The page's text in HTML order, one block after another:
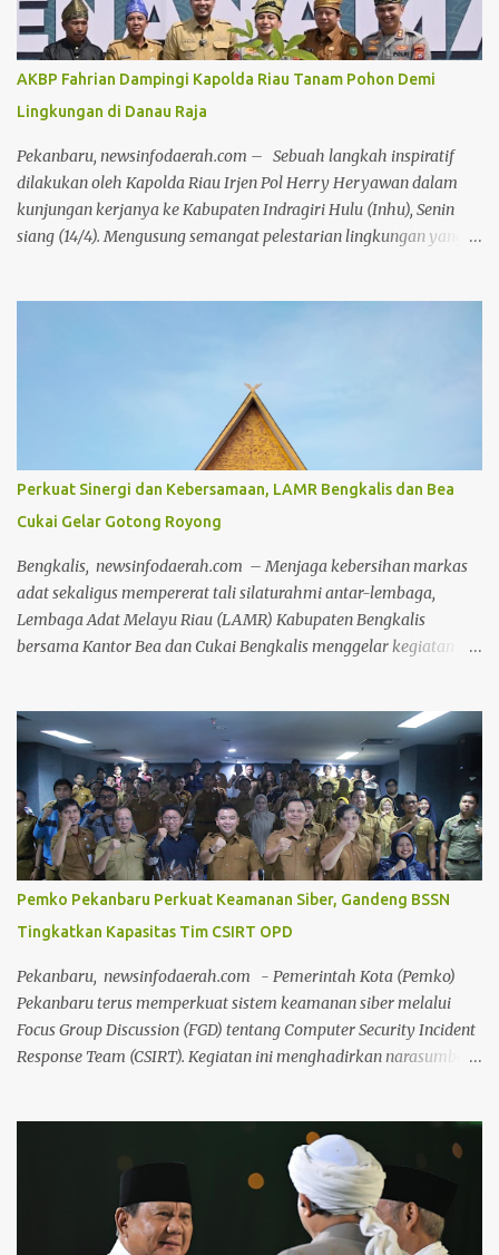
bukan sekadar membahas isi sebuah buku, tetapi juga menggali
kembali nilai-nilai perjuangan, keteladanan dan warisan
keilmuan para ulama yang telah memberi warna dalam
perjalanan sejarah Negeri Junjungan. "Melalui forum bedah buku
ini, kita tidak hanya memperkenalkan buku kepada masyarakat,
tetapi juga mengkajinya secara lebih mendalam. Sebab sebuah
buku akan memiliki nilai yang jauh...
AKBP Fahrian Dampingi Kapolda Riau Tanam Pohon Demi
Lingkungan di Danau Raja
Pekanbaru, newsinfodaerah.com – Sebuah langkah inspiratif
dilakukan oleh Kapolda Riau Irjen Pol Herry Heryawan dalam
kunjungan kerjanya ke Kabupaten Indragiri Hulu (Inhu), Senin
siang (14/4). Mengusung semangat pelestarian lingkungan yang
dari Mapolres, Polsek, Koramil, hingga kantor pemerintahan di
jajaran Pemkab Inhu, bahkan hingga ke tingkat desa. Kedatangan
Kapolda Riau disambut hangat oleh jajaran Forkopimda Inhu,
termasuk Kapolres Inhu AKBP Fahrian Saleh Siregar, Bupati Inhu
Ade Agus Hartanto dan unsur Forkopimda lainnya serta tokoh-
tokoh masyarakat yang turut hadir memberikan dukungan.
Fahrian menyampaikan bahwa kegiatan ini bukan sekadar
seremoni, tetapi bentuk nyata dari kepedulian insti...
Perkuat Sinergi dan Kebersamaan, LAMR Bengkalis dan Bea
Cukai Gelar Gotong Royong
Bengkalis, newsinfodaerah.com – Menjaga kebersihan markas
adat sekaligus mempererat tali silaturahmi antar-lembaga,
Lembaga Adat Melayu Riau (LAMR) Kabupaten Bengkalis
bersama Kantor Bea dan Cukai Bengkalis menggelar kegiatan
dipimpin langsung oleh pimpinan Majelis Kerapatan Adat (MKA)
Datok Seri H.Ilham Nur dan Dewan Pimpinan Harian (DPH)
Datok Seri Syaukani Al Karim LAMR Kabupaten Bengkalis,
jajaran pengurus, serta jajaran pejabat dan staf Bea & Cukai
Bengkalis. Suasana keakraban tampak menyelimuti jalannya
kegiatan. Sejak pagi, para pengurus adat dan jajaran Bea Cukai
bahu-membahu membersihkan area dalam gedung, halaman,
hingga pengecatan pagar lingkungan sekitar Gedung LAMR
Bengkalis. Ketua MKA LAMR Kabupaten Bengkalis
menyampaikan bahwa tradisi gotong royong merupakan
warisan budaya luhur masyarakat Melayu yang harus terus
dirawat dan dihidupkan dal...
Pemko Pekanbaru Perkuat Keamanan Siber, Gandeng BSSN
Tingkatkan Kapasitas Tim CSIRT OPD
Pekanbaru, newsinfodaerah.com - Pemerintah Kota (Pemko)
Pekanbaru terus memperkuat sistem keamanan siber melalui
Focus Group Discussion (FGD) tentang Computer Security Incident
Response Team (CSIRT). Kegiatan ini menghadirkan narasumber
informasi dari seluruh organisasi perangkat daerah (OPD). Kepala
Dinas Komunikasi, Informatika, Statistik, dan Persandian
(Diskominfotiksan) Pekanbaru, Ardiansyah Eka Putra dalam
pidatonya, Selasa (21/7/2026), mengatakan, FGD ini menjadi
ajang penyegaran pengetahuan sekaligus memperkuat